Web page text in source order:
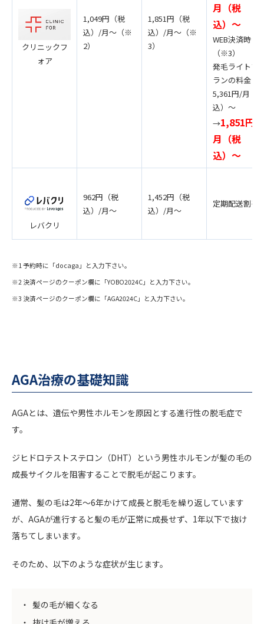
クリニックフ
ォア
1,049円（税
込）/月〜（※
2）
1,851円（税
込）/月〜（※
3）
月（税
込）〜
WEB決済時
（※3）
発毛ライトプ
ランの料金
5,361円/月（
込）〜
→1,851円/
月（税
込）〜
レバクリ
962円（税
込）/月〜
1,452円（税
込）/月〜
定期配送割引
※1 予約時に「docaga」と入力下さい。
※2 決済ページのクーポン欄に「YOBO2024C」と入力下さい。
※3 決済ページのクーポン欄に「AGA2024C」と入力下さい。
AGA治療の基礎知識
AGAとは、遺伝や男性ホルモンを原因とする進行性の脱毛症で
す。
ジヒドロテストステロン（DHT）という男性ホルモンが髪の毛の
成長サイクルを阻害することで脱毛が起こります。
通常、髪の毛は2年～6年かけて成長と脱毛を繰り返しています
が、AGAが進行すると髪の毛が正常に成長せず、1年以下で抜け
落ちてしまいます。
そのため、以下のような症状が生じます。
髪の毛が細くなる